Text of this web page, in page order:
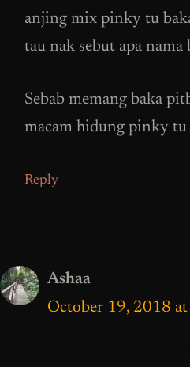
anjing mix pinky tu
tau nak sebut apa nama
Sebab memang baka
macam hidung pinky tu
Reply
Ashaa
October 19, 2018